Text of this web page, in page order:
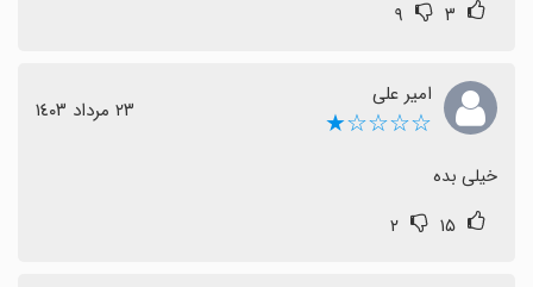
۳ ۹
امیر علی
☆☆☆☆★ ٢٣ مرداد ١٤٠٣
خیلی بده
۱۵ ۲